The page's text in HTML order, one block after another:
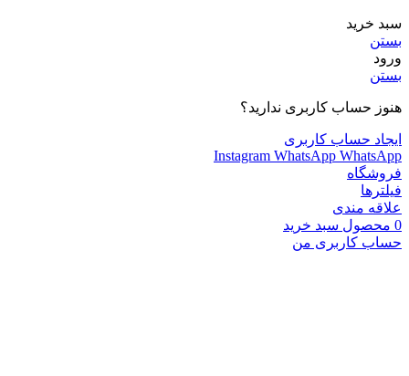
سبد خرید
بستن
ورود
بستن
هنوز حساب کاربری ندارید؟
ایجاد حساب کاربری
Instagram WhatsApp WhatsApp
فروشگاه
فیلترها
علاقه مندی
0 محصول سبد خرید
حساب کاربری من